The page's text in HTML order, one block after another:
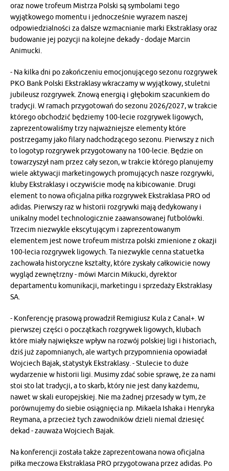
oraz nowe trofeum Mistrza Polski są symbolami tego
wyjątkowego momentu i jednocześnie wyrazem naszej
odpowiedzialności za dalsze wzmacnianie marki Ekstraklasy oraz
budowanie jej pozycji na kolejne dekady - dodaje Marcin
Animucki.
- Na kilka dni po zakończeniu emocjonującego sezonu rozgrywek
PKO Bank Polski Ekstraklasy wkraczamy w wyjątkowy, stuletni
jubileusz rozgrywek. Znową energią i głębokim szacunkiem do
tradycji. W ramach przygotowań do sezonu 2026/2027, w trakcie
którego obchodzić będziemy 100-lecie rozgrywek ligowych,
zaprezentowaliśmy trzy najważniejsze elementy które
postrzegamy jako filary nadchodzącego sezonu. Pierwszy z nich
to logotyp rozgrywek przygotowany na 100-lecie. Będzie on
towarzyszył nam przez cały sezon, w trakcie którego planujemy
wiele aktywacji marketingowych promujących nasze rozgrywki,
kluby Ekstraklasy i oczywiście modę na kibicowanie. Drugi
element to nowa oficjalna piłka rozgrywek Ekstraklasa PRO od
adidas. Pierwszy raz w historii rozgrywki mają dedykowany i
unikalny model technologicznie zaawansowanej futbolówki.
Trzecim niezwykle ekscytującym i zaprezentowanym
elementem jest nowe trofeum mistrza polski zmienione z okazji
100-lecia rozgrywek ligowych. Ta niezwykle cenna statuetka
zachowała historyczne kształty, które zyskały całkowicie nowy
wygląd zewnętrzny - mówi Marcin Mikucki, dyrektor
departamentu komunikacji, marketingu i sprzedaży Ekstraklasy
SA.
- Konferencję prasową prowadził Remigiusz Kula z Canal+. W
pierwszej części o początkach rozgrywek ligowych, klubach
które miały największe wpływ na rozwój polskiej ligi i historiach,
dziś już zapomnianych, ale wartych przypomnienia opowiadał
Wojciech Bajak, statystyk Ekstraklasy. - Stulecie to duże
wydarzenie w historii ligi. Musimy zdać sobie sprawę, że za nami
stoi sto lat tradycji, a to skarb, który nie jest dany każdemu,
nawet w skali europejskiej. Nie ma żadnej przesady w tym, że
porównujemy do siebie osiągnięcia np. Mikaela Ishaka i Henryka
Reymana, a przecież tych zawodników dzieli niemal dziesięć
dekad - zauważa Wojciech Bajak.
Na konferencji została także zaprezentowana nowa oficjalna
piłka meczowa Ekstraklasa PRO przygotowana przez adidas. Po